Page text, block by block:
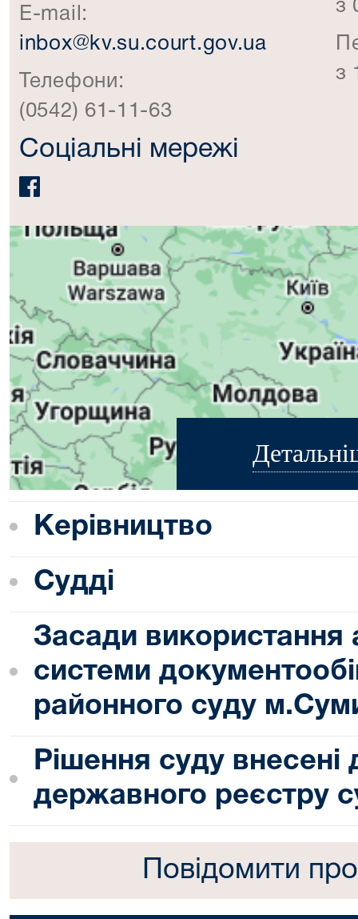
E-mail:
inbox@kv.su.court.gov.ua
Телефони:
(0542) 61-11-63
Соціальні мережі
з
з
Керівництво
Судді
Засади використання
системи
районного суду
Рішення суду
державного реєстру
Повідомити